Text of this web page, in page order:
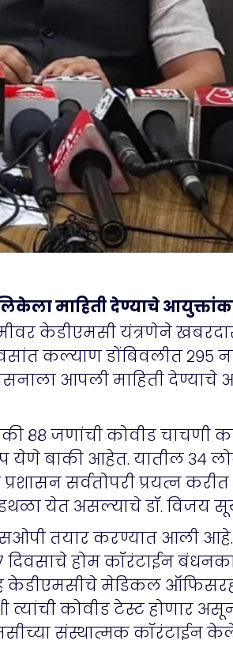
माहिती देण्याचे
केडीएमसी यंत्रणेने
कल्याण डोंबिवलीत २९५
आपली माहिती
८८ जणांची कोवीड चाचणी
येणे बाकी आहेत. यातील ३४
सर्वतोपरी प्रयत्न
येत असल्याचे डॉ. विजय
तयार करण्यात आली
दिवसाचे होम कॉरंटाईन
मेडिकल ऑफिसरही
कोवीड टेस्ट होणार
संस्थात्मक कॉरंटाईन